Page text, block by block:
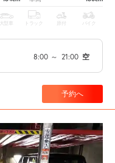
大型車 トラック 原付 バイク
8:00 ～ 21:00 空
予約へ